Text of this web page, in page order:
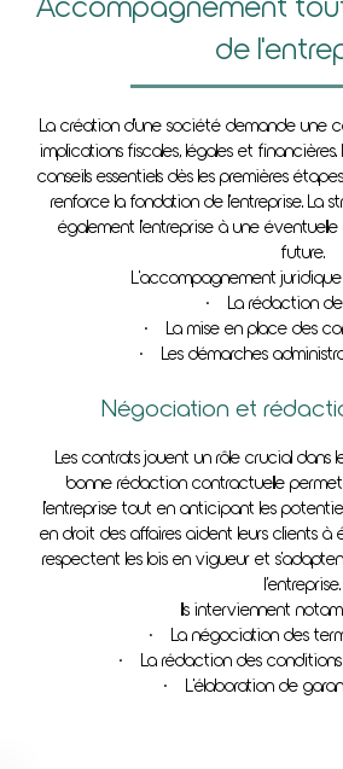
de
La création d'une société demande une
implications fiscales, légales et
conseils essentiels dès les premières
renforce la fondation de l'entreprise. La
également l'entreprise à une
future.
L'accompagnement
• La rédaction
• La mise en place des
• Les démarches
Négociation et
Les contrats jouent un rôle crucial dans
bonne rédaction contractuelle
l'entreprise tout en anticipant les
en droit des affaires aident leurs clients à
respectent les lois en vigueur et
l’entreprise.
Ils interviennent
• La négociation des
• La rédaction des
• L'élaboration de